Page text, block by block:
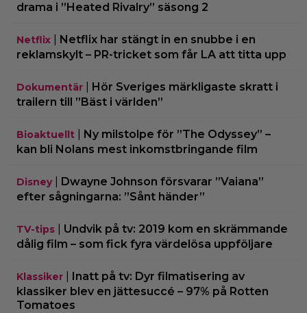
drama i ”Heated Rivalry” säsong 2
Netflix
Netflix har stängt in en snubbe i en
reklamskylt – PR-tricket som får LA att titta upp
Dokumentär
Hör Sveriges märkligaste skratt i
trailern till ”Bäst i världen”
Bioaktuellt
Ny milstolpe för ”The Odyssey” –
kan bli Nolans mest inkomstbringande film
Disney| Dwayne Johnson försvarar ”Vaiana”
efter sågningarna: ”Sånt händer”
TV-tips
Undvik på tv: 2019 kom en skrämmande
dålig film – som fick fyra värdelösa uppföljare
Klassiker
Inatt på tv: Dyr filmatisering av
klassiker blev en jättesuccé – 97% på Rotten
Tomatoes